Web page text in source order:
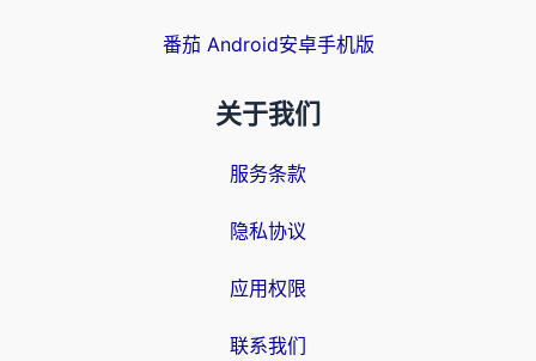
番茄 Android安卓手机版
关于我们
服务条款
隐私协议
应用权限
联系我们